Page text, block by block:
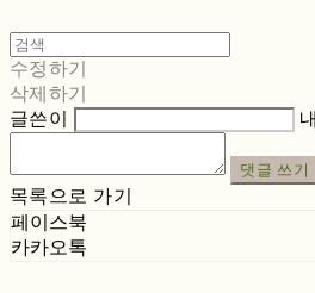
수정하기
삭제하기
글쓴이
댓글 쓰기
목록으로 가기
페이스북
카카오톡